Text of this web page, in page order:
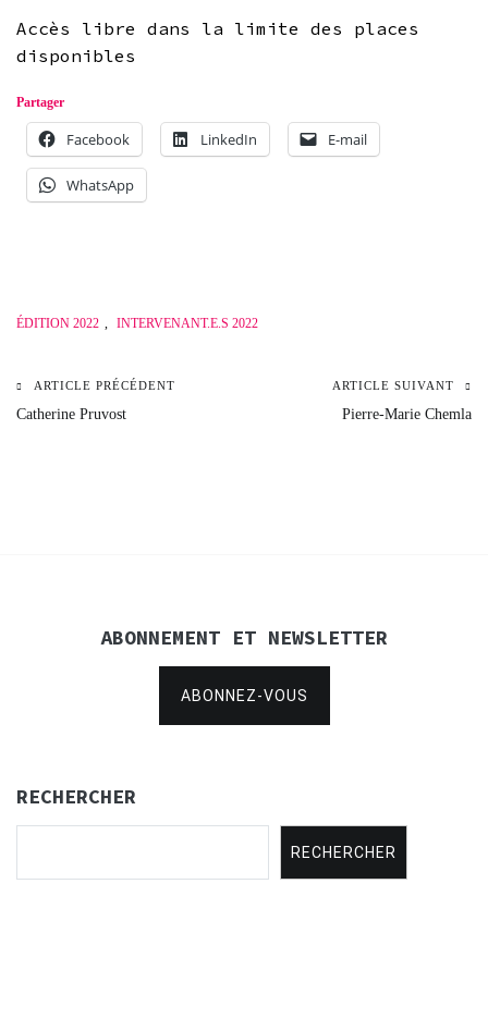
Accès libre dans la limite des places
disponibles
Partager
Facebook LinkedIn E-mail
WhatsApp
ÉDITION 2022 INTERVENANT.E.S 2022
Navigation
ARTICLE PRÉCÉDENT
Catherine Pruvost
ARTICLE SUIVANT
Pierre-Marie Chemla
ABONNEMENT ET NEWSLETTER
ABONNEZ-VOUS
RECHERCHER
RECHERCHER